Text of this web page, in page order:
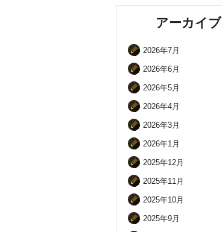
アーカイブ
2026年7月
2026年6月
2026年5月
2026年4月
2026年3月
2026年1月
2025年12月
2025年11月
2025年10月
2025年9月